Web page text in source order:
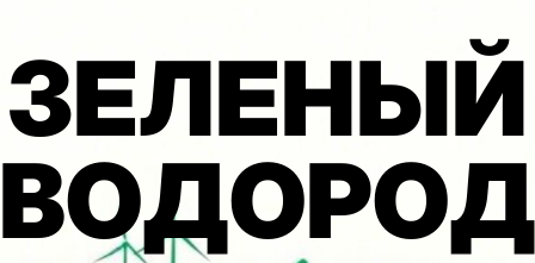
ЗЕЛЕНЫЙ
ВОДОРОД